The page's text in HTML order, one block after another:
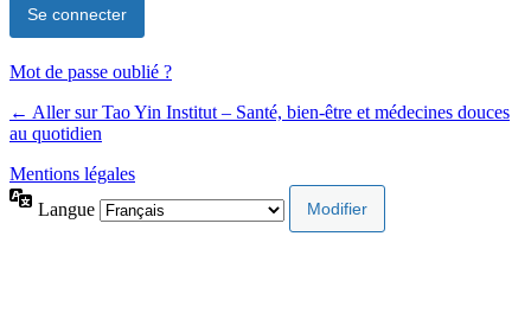
Mot de passe oublié ?
← Aller sur Tao Yin Institut – Santé, bien-être et médecines douces
au quotidien
Mentions légales
Langue